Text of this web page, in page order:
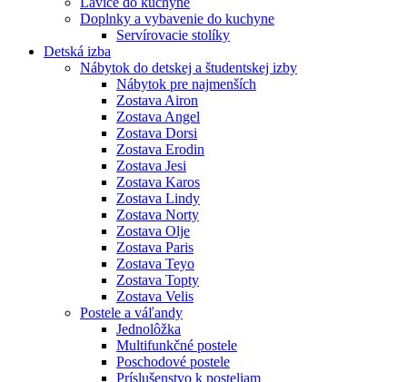
Doplnky a vybavenie do kuchyne
Servírovacie stolíky
Detská izba
Nábytok do detskej a študentskej izby
Nábytok pre najmenších
Zostava Airon
Zostava Angel
Zostava Dorsi
Zostava Erodin
Zostava Jesi
Zostava Karos
Zostava Lindy
Zostava Norty
Zostava Olje
Zostava Paris
Zostava Teyo
Zostava Topty
Zostava Velis
Postele a váľandy
Jednolôžka
Multifunkčné postele
Poschodové postele
Príslušenstvo k posteliam